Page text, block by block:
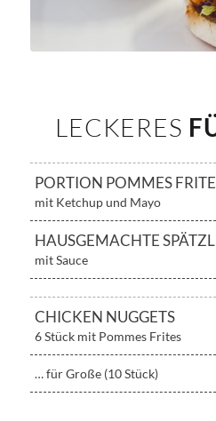
LECKERES
PORTION POMMES
mit Ketchup und Mayo
HAUSGEMACHTE
mit Sauce
CHICKEN NUGGETS
6 Stück mit Pommes Frites
… für Große (10 Stück)